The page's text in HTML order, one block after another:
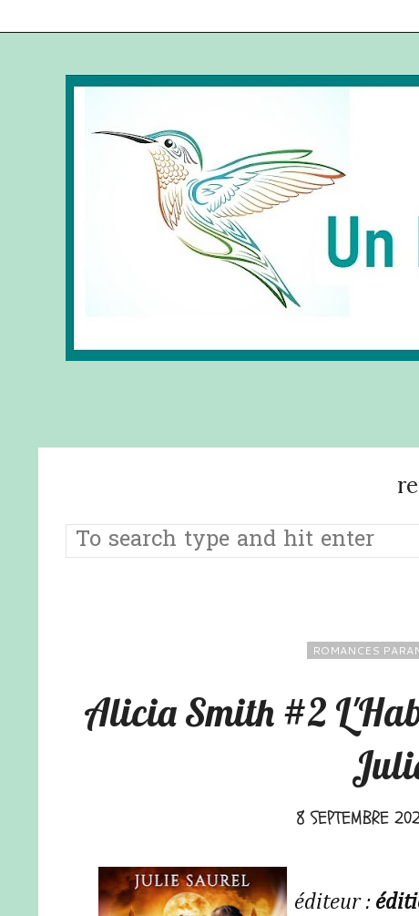
ROMANCES
Alicia Smith #2
8 SEPTEMBRE
éditeur :